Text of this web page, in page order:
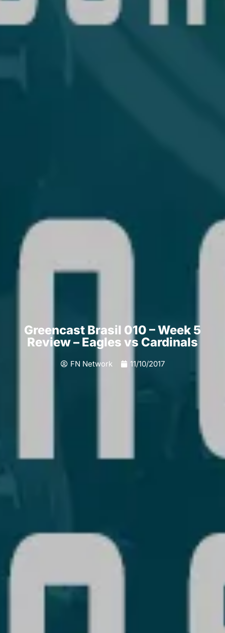
Greencast Brasil 010 – Week 5
Review – Eagles vs Cardinals
FN Network 11/10/2017